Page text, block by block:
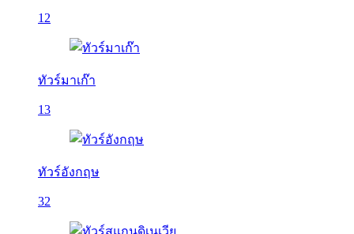
12
ทัวร์มาเก๊า
13
ทัวร์อังกฤษ
32